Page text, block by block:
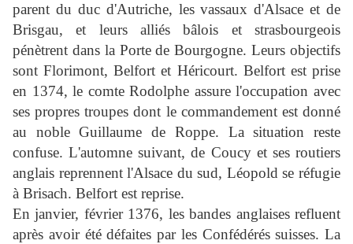
parent du duc d'Autriche, les vassaux d'Alsace et de
Brisgau, et leurs alliés bâlois et strasbourgeois
pénètrent dans la Porte de Bourgogne. Leurs objectifs
sont Florimont, Belfort et Héricourt. Belfort est prise
en 1374, le comte Rodolphe assure l'occupation avec
ses propres troupes dont le commandement est donné
au noble Guillaume de Roppe. La situation reste
confuse. L'automne suivant, de Coucy et ses routiers
anglais reprennent l'Alsace du sud, Léopold se réfugie
à Brisach. Belfort est reprise.
En janvier, février 1376, les bandes anglaises refluent
après avoir été défaites par les Confédérés suisses. La